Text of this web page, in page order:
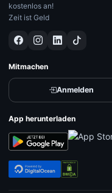
kostenlos an!
Zeit ist Geld
Mitmachen
Anmelden
App herunterladen